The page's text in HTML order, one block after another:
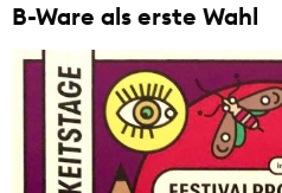
B-Ware als erste Wahl